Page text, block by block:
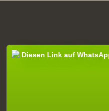
Diesen Link auf